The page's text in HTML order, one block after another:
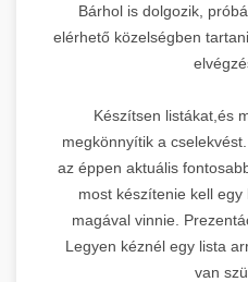
Bárhol is dolgozik,
elérhető közelségben
Készítsen listákat,és
megkönnyítik a
az éppen aktuális
most készítenie kell
magával vinnie.
Legyen kéznél egy lista
van